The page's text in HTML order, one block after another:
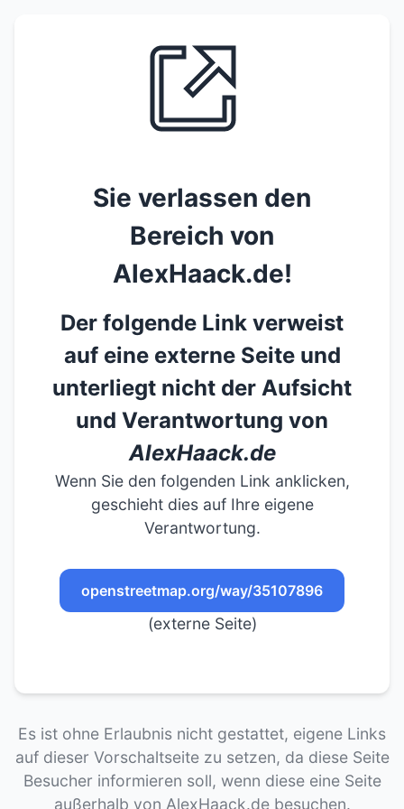
Sie verlassen den
Bereich von
AlexHaack.de!
Der folgende Link verweist
auf eine externe Seite und
unterliegt nicht der Aufsicht
und Verantwortung von
AlexHaack.de
Wenn Sie den folgenden Link anklicken,
geschieht dies auf Ihre eigene
Verantwortung.
openstreetmap.org/way/35107896
(externe Seite)
Es ist ohne Erlaubnis nicht gestattet, eigene Links
auf dieser Vorschaltseite zu setzen, da diese Seite
Besucher informieren soll, wenn diese eine Seite
außerhalb von AlexHaack.de besuchen.